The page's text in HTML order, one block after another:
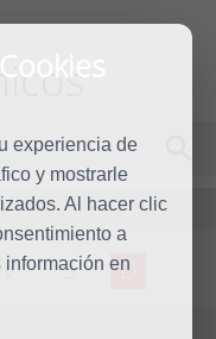
experiencia de
y mostrarle
Al hacer clic
a
información en
V S D